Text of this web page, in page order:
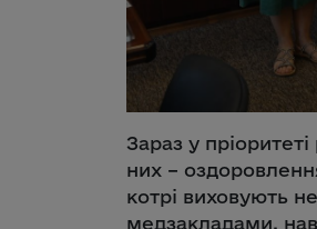
Зараз у
них –
котрі виховують
медзакладами,